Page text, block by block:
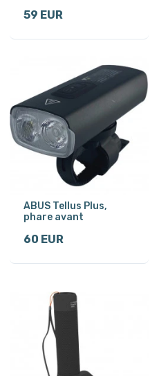
59 EUR
ABUS Tellus Plus,
phare avant
60 EUR